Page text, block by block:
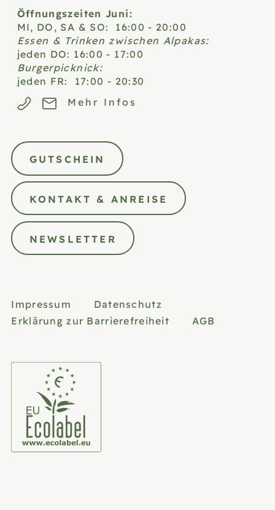
Öffnungszeiten Juni:
MI, DO, SA & SO: 16:00 - 20:00
Essen & Trinken zwischen Alpakas:
jeden DO: 16:00 - 17:00
Burgerpicknick:
jeden FR: 17:00 - 20:30
Mehr Infos
GUTSCHEIN
KONTAKT & ANREISE
NEWSLETTER
Impressum
Datenschutz
Erklärung zur Barrierefreiheit
AGB